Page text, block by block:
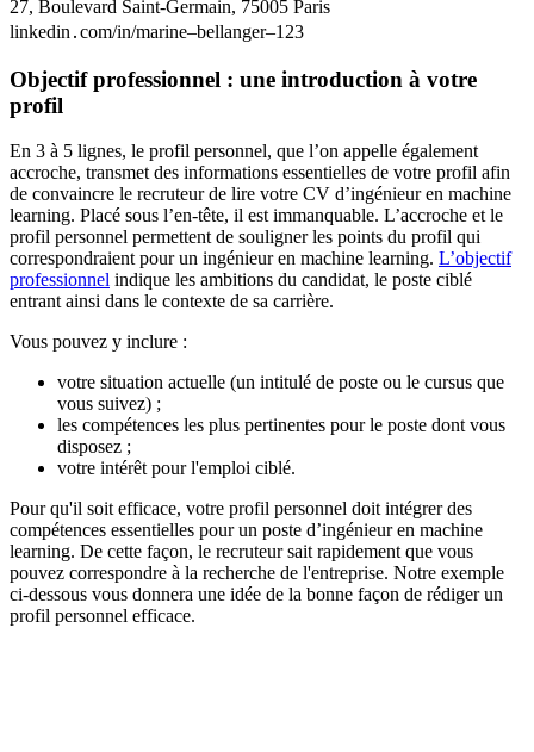
27, Boulevard Saint-Germain, 75005 Paris
linkedin․com/in/marine–bellanger–123
Objectif professionnel : une introduction à votre
profil
En 3 à 5 lignes, le profil personnel, que l’on appelle également
accroche, transmet des informations essentielles de votre profil afin
de convaincre le recruteur de lire votre CV d’ingénieur en machine
learning. Placé sous l’en-tête, il est immanquable. L’accroche et le
profil personnel permettent de souligner les points du profil qui
correspondraient pour un ingénieur en machine learning. L’objectif
professionnel indique les ambitions du candidat, le poste ciblé
entrant ainsi dans le contexte de sa carrière.
Vous pouvez y inclure :
votre situation actuelle (un intitulé de poste ou le cursus que
vous suivez) ;
les compétences les plus pertinentes pour le poste dont vous
disposez ;
votre intérêt pour l'emploi ciblé.
Pour qu'il soit efficace, votre profil personnel doit intégrer des
compétences essentielles pour un poste d’ingénieur en machine
learning. De cette façon, le recruteur sait rapidement que vous
pouvez correspondre à la recherche de l'entreprise. Notre exemple
ci-dessous vous donnera une idée de la bonne façon de rédiger un
profil personnel efficace.